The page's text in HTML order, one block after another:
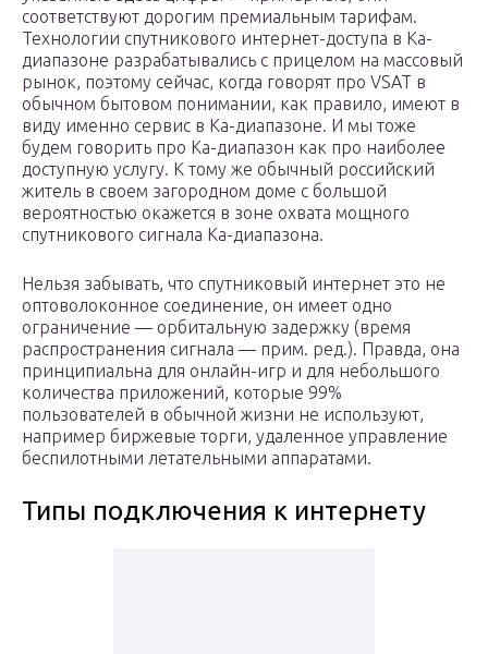
соответствуют дорогим премиальным тарифам.
Технологии спутникового интернет-доступа в Ка-
диапазоне разрабатывались с прицелом на массовый
рынок, поэтому сейчас, когда говорят про VSAT в
обычном бытовом понимании, как правило, имеют в
виду именно сервис в Ка-диапазоне. И мы тоже
будем говорить про Ка-диапазон как про наиболее
доступную услугу. К тому же обычный российский
житель в своем загородном доме с большой
вероятностью окажется в зоне охвата мощного
спутникового сигнала Ка-диапазона.
Нельзя забывать, что спутниковый интернет это не
оптоволоконное соединение, он имеет одно
ограничение — орбитальную задержку (время
распространения сигнала — прим. ред.). Правда, она
принципиальна для онлайн-игр и для небольшого
количества приложений, которые 99%
пользователей в обычной жизни не используют,
например биржевые торги, удаленное управление
беспилотными летательными аппаратами.
Типы подключения к интернету